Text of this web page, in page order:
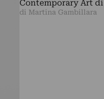
Contemporary Art di
di Martina Gambillara